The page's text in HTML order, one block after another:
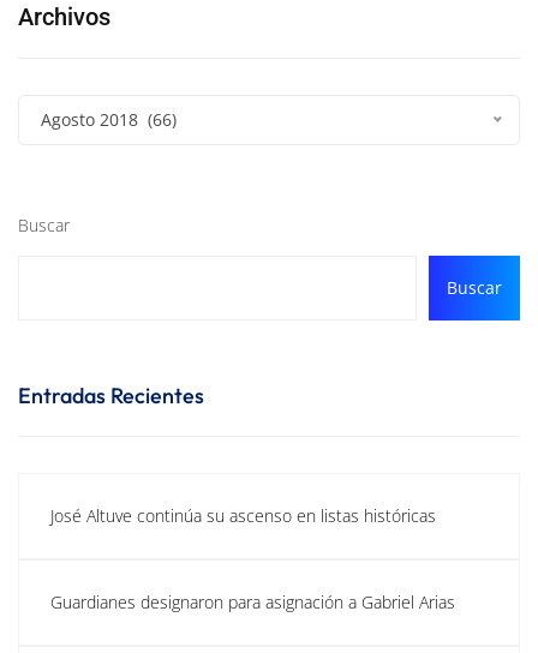
Archivos
Agosto 2018 (66)
Buscar
Buscar
Entradas Recientes
José Altuve continúa su ascenso en listas históricas
Guardianes designaron para asignación a Gabriel Arias